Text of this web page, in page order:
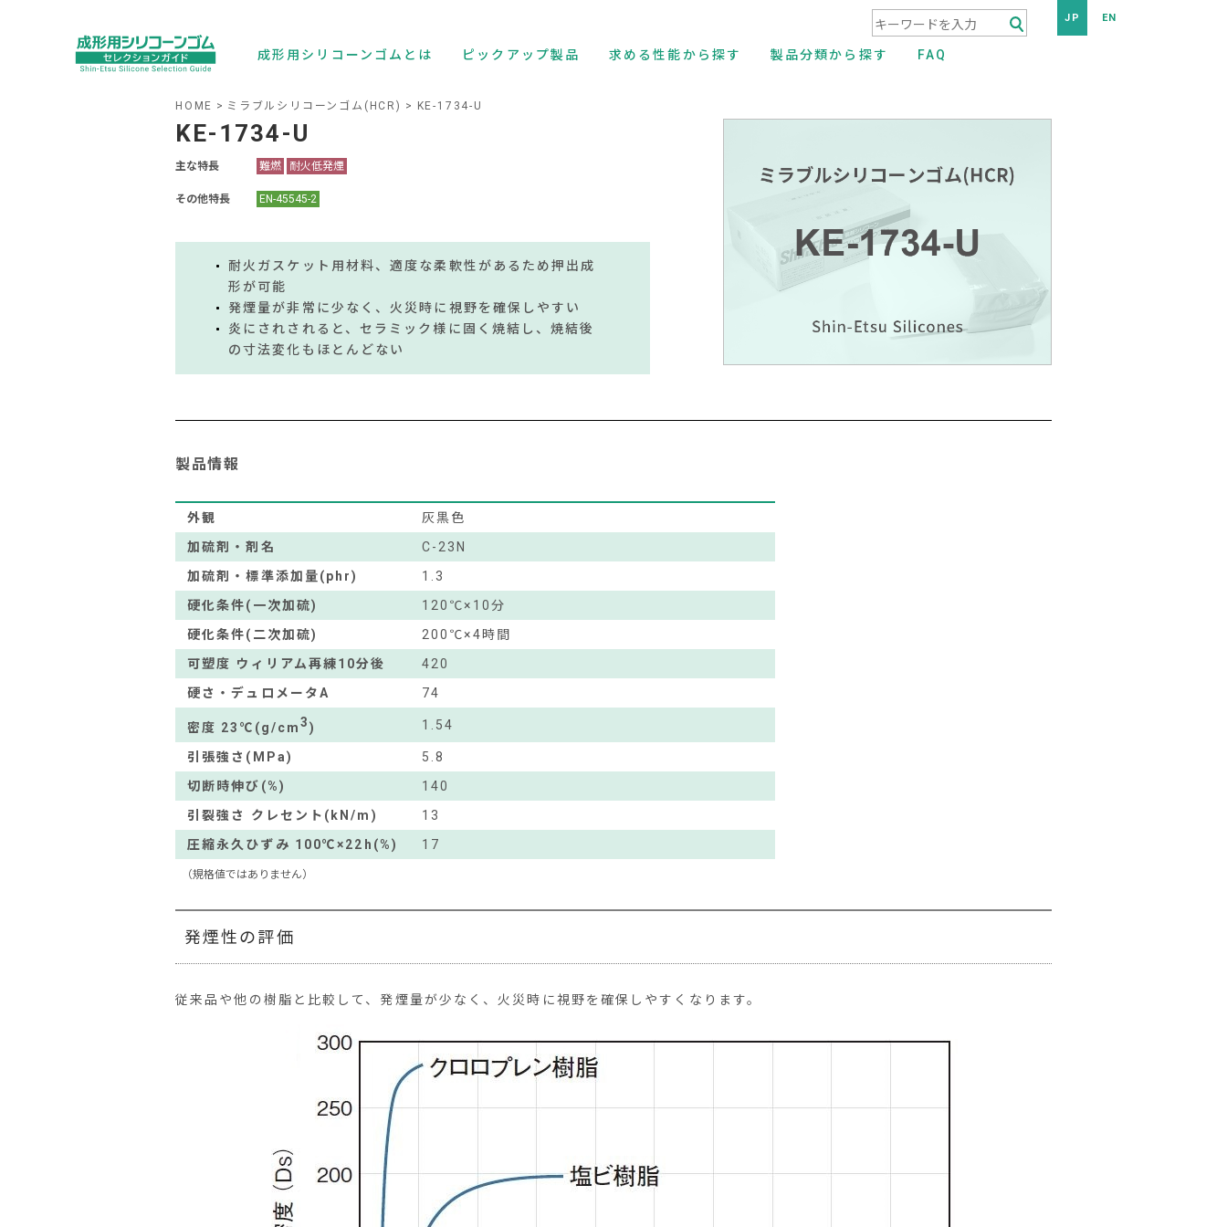
成形用シリコーンゴムとは ピックアップ製品 求める性能から探す 製品分類から探す FAQ
検索キーワード入力
JP EN
HOME ミラブルシリコーンゴム(HCR) KE-1734-U
KE-1734-U
主な特長 難燃 耐火低発煙
その他特長 EN-45545-2
耐火ガスケット用材料、適度な柔軟性があるため押出成
形が可能
発煙量が非常に少なく、火災時に視野を確保しやすい
炎にされされると、セラミック様に固く焼結し、焼結後
の寸法変化もほとんどない
製品情報
外観
灰黒色
加硫剤・剤名
C-23N
加硫剤・標準添加量(phr)
1.3
硬化条件(一次加硫)
120℃×10分
硬化条件(二次加硫)
200℃×4時間
可塑度 ウィリアム再練10分後
420
硬さ・デュロメータA
74
密度 23℃(g/cm3) 1.54
引張強さ(MPa)
5.8
切断時伸び(%)
140
引裂強さ クレセント(kN/m)
13
圧縮永久ひずみ 100℃×22h(%)
17
（規格値ではありません）
発煙性の評価
従来品や他の樹脂と比較して、発煙量が少なく、火災時に視野を確保しやすくなります。